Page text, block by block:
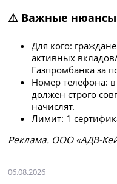
⚠️ Важные нюансы
Для кого:
активных
Газпромбанка за
Номер телефона: в
должен строго
начислят.
Лимит: 1
Рeклaмa. ООО «АДВ-
06.08.2026